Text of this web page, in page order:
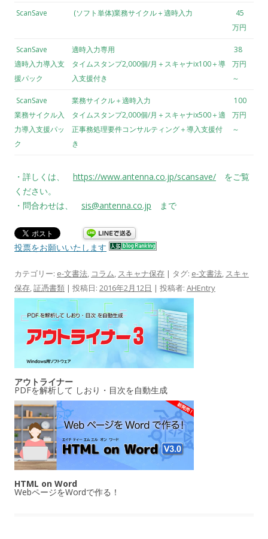
ScanSave (ソフト単体)業務サイクル＋適時入力
45
万円
ScanSave
適時入力導入支
援パック
適時入力専用
タイムスタンプ2,000個/月＋スキャナix100＋導
入支援付き
38
万円
～
ScanSave
業務サイクル入
力導入支援パッ
ク
業務サイクル＋適時入力
タイムスタンプ2,000個/月＋スキャナix500＋適
正事務処理要件コンサルティング＋導入支援付
き
100
万円
～
・詳しくは、 https://www.antenna.co.jp/scansave/ をご覧
ください。
・問合わせは、 sis@antenna.co.jp まで
投票をお願いいたします
カテゴリー: e-文書法, コラム, スキャナ保存 | タグ: e-文書法, スキャ
保存,証憑書類 | 投稿日: 2016年2月12日 | 投稿者: AHEntry
アウトライナー
PDFを解析して しおり・目次を自動生成
HTML on Word
WebページをWordで作る！